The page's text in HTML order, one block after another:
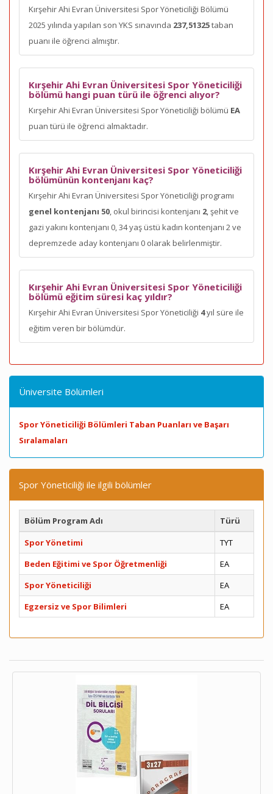
Kırşehir Ahi Evran Üniversitesi Spor Yöneticiliği Bölümü
2025 yılında yapılan son YKS sınavında 237,51325taban
puanı ile öğrenci almıştır.
Kırşehir Ahi Evran Üniversitesi Spor Yöneticiliği
bölümü hangi puan türü ile öğrenci alıyor?
Kırşehir Ahi Evran Üniversitesi Spor Yöneticiliği bölümü EA
puan türü ile öğrenci almaktadır.
Kırşehir Ahi Evran Üniversitesi Spor Yöneticiliği
bölümünün kontenjanı kaç?
Kırşehir Ahi Evran Üniversitesi Spor Yöneticiliği programı
genel kontenjanı 50, okul birincisi kontenjanı 2, şehit ve
gazi yakını kontenjanı 0, 34 yaş üstü kadın kontenjanı 2 ve
depremzede aday kontenjanı 0 olarak belirlenmiştir.
Kırşehir Ahi Evran Üniversitesi Spor Yöneticiliği
bölümü eğitim süresi kaç yıldır?
Kırşehir Ahi Evran Üniversitesi Spor Yöneticiliği 4yıl süre ile
eğitim veren bir bölümdür.
Üniversite Bölümleri
Spor Yöneticiliği Bölümleri Taban Puanları ve Başarı
Sıralamaları
Spor Yöneticiliği ile ilgili bölümler
Bölüm Program Adı
Türü
Spor Yönetimi
TYT
Beden Eğitimi ve Spor Öğretmenliği
EA
Spor Yöneticiliği
EA
Egzersiz ve Spor Bilimleri
EA